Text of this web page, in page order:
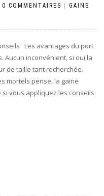
0 COMMENTAIRES
GAINE
Les avantages du port
Aucun inconvénient, si oui la
de taille tant recherchée.
mortels pense, la gaine
vous appliquez les conseils